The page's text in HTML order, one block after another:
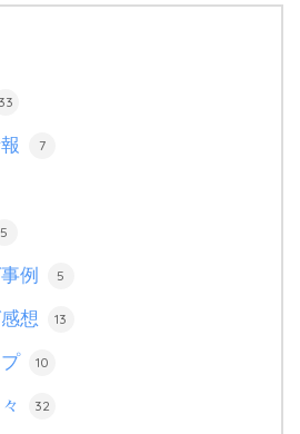
33
7
5
例 5
想 13
10
32